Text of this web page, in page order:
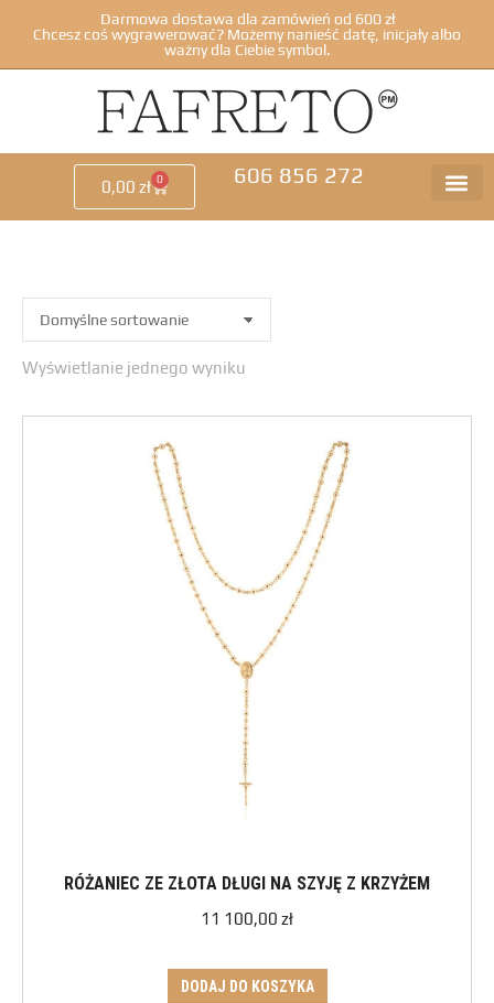
Darmowa dostawa dla zamówień od 600 zł
Chcesz coś wygrawerować? Możemy nanieść datę, inicjały albo
ważny dla Ciebie symbol.
0,00 zł 0 606 856 272
Wyświetlanie jednego wyniku
RÓŻANIEC ZE ZŁOTA DŁUGI NA SZYJĘ Z KRZYŻEM
11 100,00 zł
DODAJ DO KOSZYKA